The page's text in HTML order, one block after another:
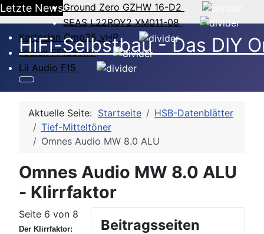
Letzte NewsGround Zero GZHW 16-D2
SEAS L22ROY2 XM011-08
Kartesian Cmp25_vHP
Fostex FF125WK
Lii Audio F15
HiFi-Selbstbau - Das DIY
Aktuelle Seite: Startseite
HSB-Datenblätter
Tief-Mitteltöner
Omnes Audio MW 8.0 ALU
Omnes Audio MW 8.0 ALU
- Klirrfaktor
Beitragsseiten
Seite 6 von 8
Der Klirrfaktor: